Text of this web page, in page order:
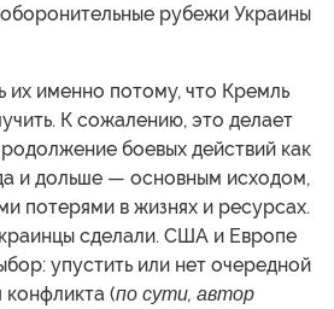
рубежи Украины
их именно потому, что Кремль
К сожалению, это делает
боевых действий как
и дольше — основным исходом,
потерями в жизнях и ресурсах.
сделали. США и Европе
упустить или нет очередной
(по сути, автор